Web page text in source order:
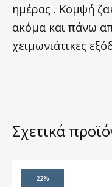
ημέρας . Κομψή
ακόμα και πάνω
χειμωνιάτικες
Σχετικά
22%